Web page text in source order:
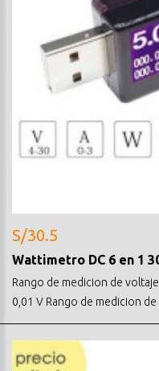
S/30.5
Wattimetro DC 6 en 1
Rango de medicion de
0,01 V Rango de medicion